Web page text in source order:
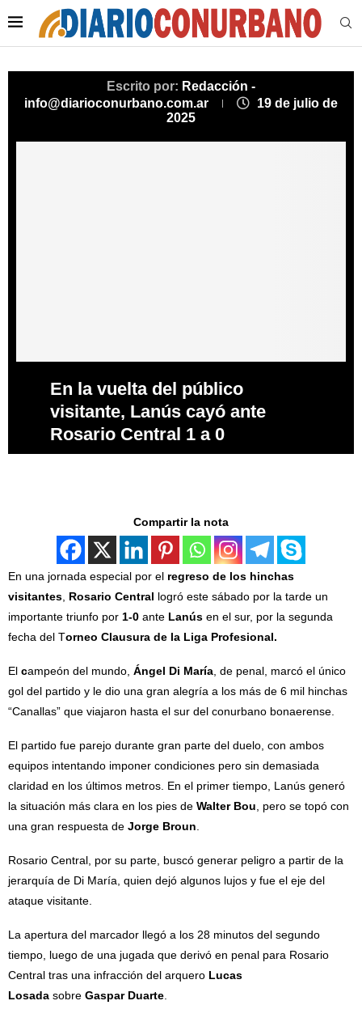
Escrito por: Redacción -
info@diarioconurbano.com.ar
19 de julio de
2025
En la vuelta del público
visitante, Lanús cayó ante
Rosario Central 1 a 0
Compartir la nota
En una jornada especial por el regreso de los hinchas
visitantes, Rosario Central logró este sábado por la tarde un
importante triunfo por 1-0 ante Lanús en el sur, por la segunda
fecha del Torneo Clausura de la Liga Profesional.
El campeón del mundo, Ángel Di María, de penal, marcó el único
gol del partido y le dio una gran alegría a los más de 6 mil hinchas
“Canallas” que viajaron hasta el sur del conurbano bonaerense.
El partido fue parejo durante gran parte del duelo, con ambos
equipos intentando imponer condiciones pero sin demasiada
claridad en los últimos metros. En el primer tiempo, Lanús generó
la situación más clara en los pies de Walter Bou, pero se topó con
una gran respuesta de Jorge Broun.
Rosario Central, por su parte, buscó generar peligro a partir de la
jerarquía de Di María, quien dejó algunos lujos y fue el eje del
ataque visitante.
La apertura del marcador llegó a los 28 minutos del segundo
tiempo, luego de una jugada que derivó en penal para Rosario
Central tras una infracción del arquero Lucas
Losada sobre Gaspar Duarte.